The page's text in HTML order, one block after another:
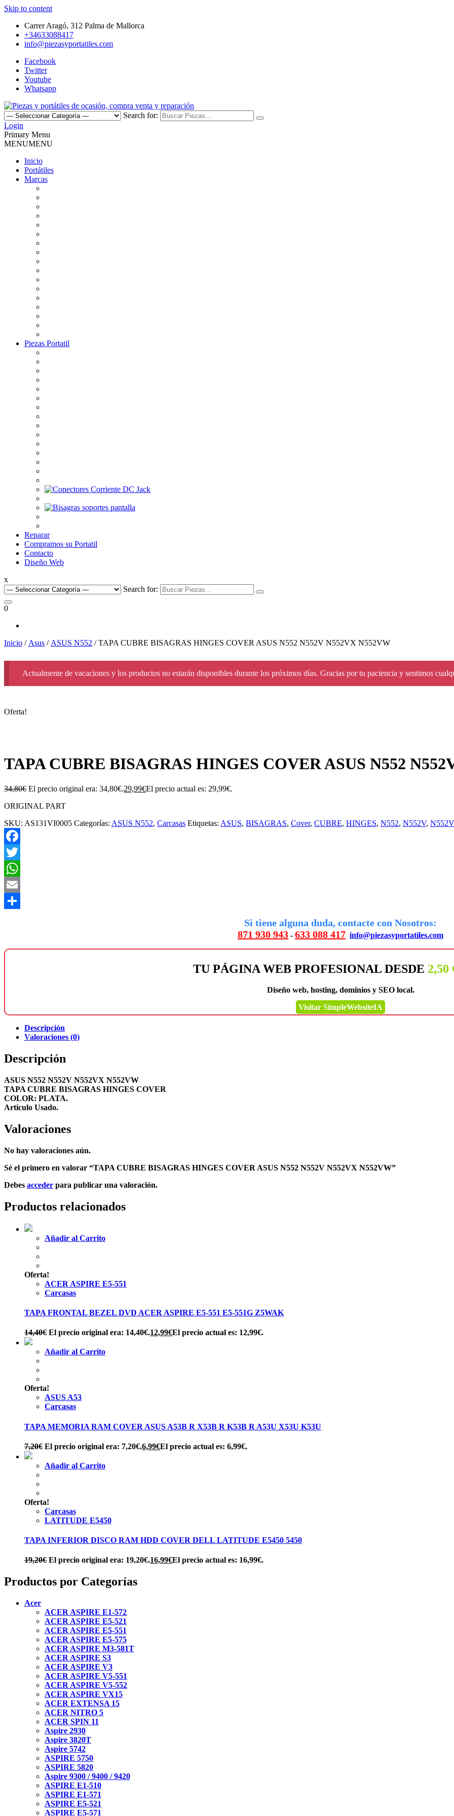
Skip to content
Carrer Aragó, 312 Palma de Mallorca
+34633088417
info@piezasyportatiles.com
Facebook
Twitter
Youtube
Whatsapp
Piezas y portátiles de ocasión, compra venta y reparación
Todo lo que necesitas para reparar tu portatil, Pantallas, Teclas, Teclados, Baterías, Carcasas, Placas, Gráficas, Procesadores, Ventiladores
Search for:
Login
Primary Menu
MENUMENU
Inicio
Portátiles
Marcas
Piezas Portatil
Reparar
Compramos su Portatil
Contacto
Diseño Web
x
Search for:
0
Inicio / Asus / ASUS N552 / TAPA CUBRE BISAGRAS HINGES COVER ASUS N552 N552V N552VX N552VW
Actualmente de vacaciones y los productos no estarán disponibles durante los próximos días. Gracias por tu paciencia y sentimos
Oferta!
TAPA CUBRE BISAGRAS HINGES COVER ASUS N552
34,80€ El precio original era: 34,80€.29,99€El precio actual es: 29,99€.
ORIGINAL PART
SKU: AS131VI0005 Categorías: ASUS N552, Carcasas Etiquetas: ASUS, BISAGRAS, Cover, CUBRE, HINGES, N552, N552V,
Facebook
Twitter
WhatsApp
Email
Si tiene alguna duda, contacte con Nosotros:
871 930 943 - 633 088 417 info@piezasyportatiles.com
TU PÁGINA WEB PROFESIONAL DESDE 2,50
Diseño web, hosting, dominios y SEO local.
Visitar SimpleWebsiteIA
Descripción
Valoraciones (0)
Descripción
ASUS N552 N552V N552VX N552VW
TAPA CUBRE BISAGRAS HINGES COVER
COLOR: PLATA.
Articulo Usado.
Valoraciones
No hay valoraciones aún.
Sé el primero en valorar “TAPA CUBRE BISAGRAS HINGES COVER ASUS N552 N552V N552VX N552VW”
Debes acceder para publicar una valoración.
Productos relacionados
Añadir al Carrito
Oferta!
ACER ASPIRE E5-551
Carcasas
TAPA FRONTAL BEZEL DVD ACER ASPIRE E5-551 E5-551G Z5WAK
14,40€ El precio original era: 14,40€.12,99€El precio actual es: 12,99€.
Añadir al Carrito
Oferta!
ASUS A53
Carcasas
TAPA MEMORIA RAM COVER ASUS A53B R X53B R K53B R A53U X53U K53U
7,20€ El precio original era: 7,20€.6,99€El precio actual es: 6,99€.
Añadir al Carrito
Oferta!
Carcasas
LATITUDE E5450
TAPA INFERIOR DISCO RAM HDD COVER DELL LATITUDE E5450 5450
19,20€ El precio original era: 19,20€.16,99€El precio actual es: 16,99€.
Productos por Categorías
Acer
ACER ASPIRE E1-572
ACER ASPIRE E5-521
ACER ASPIRE E5-551
ACER ASPIRE E5-575
ACER ASPIRE M3-581T
ACER ASPIRE S3
ACER ASPIRE V3
ACER ASPIRE V5-551
ACER ASPIRE V5-552
ACER ASPIRE VX15
ACER EXTENSA 15
ACER NITRO 5
ACER SPIN 11
Aspire 2930
Aspire 3820T
Aspire 5742
ASPIRE 5750
ASPIRE 5820
Aspire 9300 / 9400 / 9420
ASPIRE E1-510
ASPIRE E1-571
ASPIRE E5-521
ASPIRE E5-571